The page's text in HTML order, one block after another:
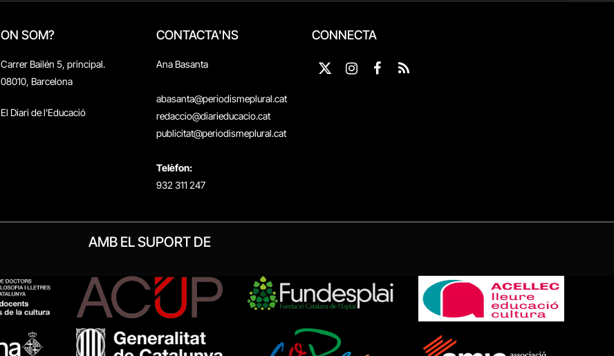
ON SOM?
Carrer Bailén 5, principal.
08010, Barcelona
El Diari de l'Educació
CONTACTA'NS
Ana Basanta
abasanta@periodismeplural.cat
redaccio@diarieducacio.cat
publicitat@periodismeplural.cat
Telèfon:
932 311 247
CONNECTA
X
Instagram
Facebook
RSS
AMB EL SUPORT DE